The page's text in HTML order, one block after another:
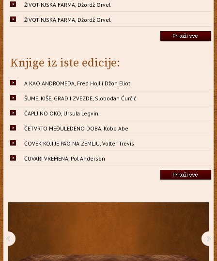
ŽIVOTINJSKA FARMA, Džordž Orvel
ŽIVOTINJSKA FARMA, Džordž Orvel
Knjige iz iste edicije:
A KAO ANDROMEDA, Fred Hojl i Džon Eliot
ŠUME, KIŠE, GRAD I ZVEZDE, Slobodan Ćurčić
ČAPLJINO OKO, Ursula Legvin
ČETVRTO MEĐULEDENO DOBA, Kobo Abe
ČOVEK KOJI JE PAO NA ZEMLJU, Volter Trevis
ČUVARI VREMENA, Pol Anderson
‹ ›